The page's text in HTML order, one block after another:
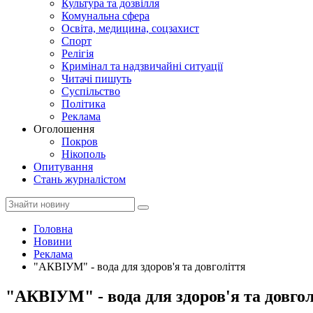
Культура та дозвілля
Комунальна сфера
Освіта, медицина, соцзахист
Спорт
Релігія
Кримінал та надзвичайні ситуації
Читачі пишуть
Суспільство
Політика
Реклама
Оголошення
Покров
Нікополь
Опитування
Стань журналістом
Головна
Новини
Реклама
"АКВІУМ" - вода для здоров'я та довголіття
"АКВІУМ" - вода для здоров'я та